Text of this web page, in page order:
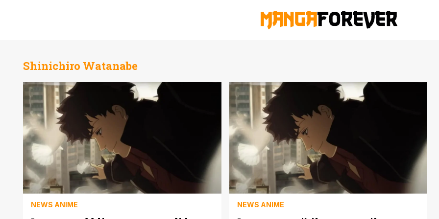
Shinichiro Watanabe
NEWS ANIME NEWS ANIME